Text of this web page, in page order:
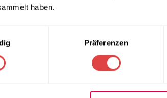
haben.
Präferenzen
–
Stehtischdecken, auch